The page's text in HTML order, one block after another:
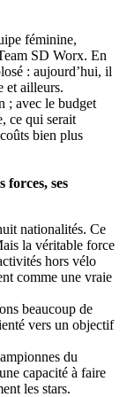
féminine,
SD Worx. En
: aujourd’hui, il
et ailleurs.
; avec le budget
ce qui serait
bien plus
forces, ses
nationalités. Ce
la véritable force
hors vélo
comme une vraie
beaucoup de
vers un objectif
du
capacité à faire
les stars.